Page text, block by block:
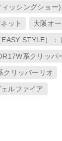
ッシングショー)
ット 大阪オ
EASY STYLE）
系クリッパ
クリッパーリオ
ルファイア